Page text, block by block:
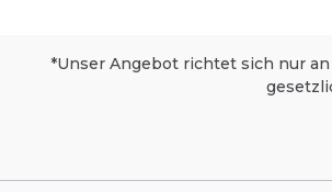
*Unser Angebot richtet sich nur